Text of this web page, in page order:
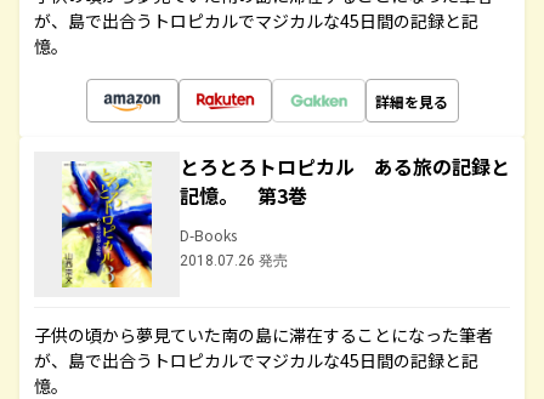
が、島で出合うトロピカルでマジカルな45日間の記録と記
憶。
詳細を見る
とろとろトロピカル ある旅の記録と
記憶。 第3巻
D-Books
2018.07.26 発売
子供の頃から夢見ていた南の島に滞在することになった筆者
が、島で出合うトロピカルでマジカルな45日間の記録と記
憶。